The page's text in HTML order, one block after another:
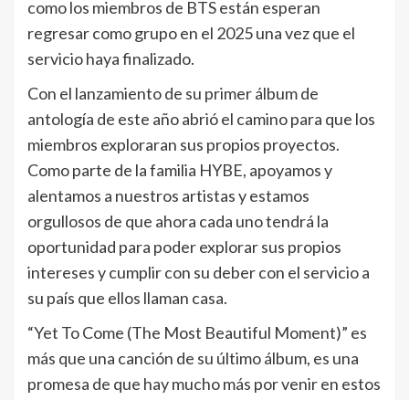
como los miembros de BTS están esperan
regresar como grupo en el 2025 una vez que el
servicio haya finalizado.
Con el lanzamiento de su primer álbum de
antología de este año abrió el camino para que los
miembros exploraran sus propios proyectos.
Como parte de la familia HYBE, apoyamos y
alentamos a nuestros artistas y estamos
orgullosos de que ahora cada uno tendrá la
oportunidad para poder explorar sus propios
intereses y cumplir con su deber con el servicio a
su país que ellos llaman casa.
“Yet To Come (The Most Beautiful Moment)” es
más que una canción de su último álbum, es una
promesa de que hay mucho más por venir en estos